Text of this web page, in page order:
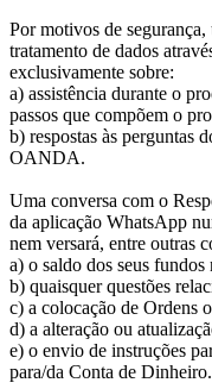
Por motivos de
tratamento de dados
exclusivamente sobre:
a) assistência durante o
passos que compõem o
b) respostas às perguntas
OANDA.
Uma conversa com o
da aplicação WhatsApp
nem versará, entre outras
a) o saldo dos seus
b) quaisquer questões
c) a colocação de Ordens
d) a alteração ou
e) o envio de instruções
para/da Conta de Dinheiro.